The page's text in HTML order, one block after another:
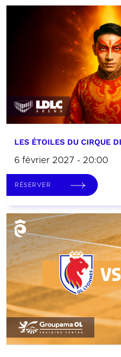
LES ÉTOILES DU CIRQUE
6 février 2027 - 20:00
RÉSERVER